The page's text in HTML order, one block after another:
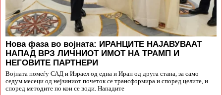
Нова фаза во војната: ИРАНЦИТЕ НАЈАВУВААТ
НАПАД ВРЗ ЛИЧНИОТ ИМОТ НА ТРАМП И
НЕГОВИТЕ ПАРТНЕРИ
Војната помеѓу САД и Израел од една и Иран од друга стана, за само
седум месеци од нејзиниот почеток се трансформира и според целите, и
според методите по кои се води. Нападите